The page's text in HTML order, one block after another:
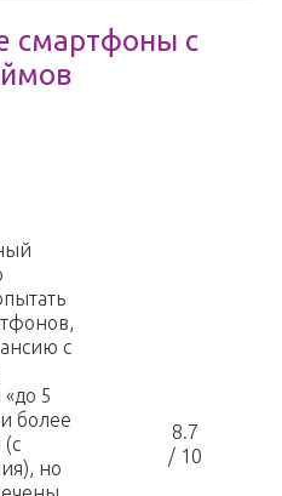
смартфоны с
с
5
более
но
8.7
/ 10